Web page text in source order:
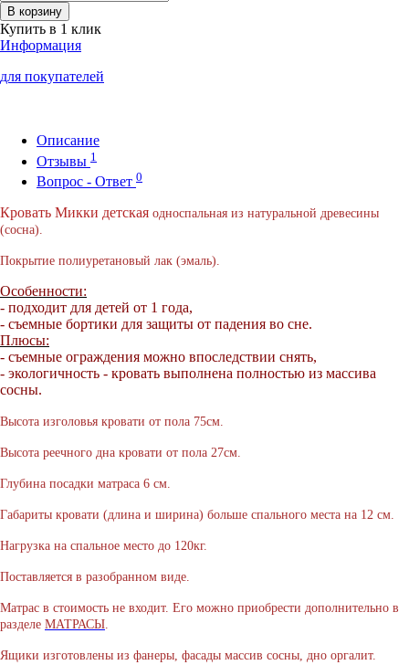
В корзину
Купить в 1 клик
Информация
для покупателей
Описание
Отзывы 1
Вопрос - Ответ 0
Кровать Микки детская односпальная из натуральной древесины
(сосна).
Покрытие полиуретановый лак (эмаль).
Особенности:
- подходит для детей от 1 года,
- съемные бортики для защиты от падения во сне.
Плюсы:
- съемные ограждения можно впоследствии снять,
- экологичность - кровать выполнена полностью из массива
сосны.
Высота изголовья кровати от пола 75см.
Высота реечного дна кровати от пола 27см.
Глубина посадки матраса 6 см.
Габариты кровати (длина и ширина) больше спального места на 12 см.
Нагрузка на спальное место до 120кг.
Поставляется в разобранном виде.
Матрас в стоимость не входит. Его можно приобрести дополнительно в
разделе МАТРАСЫ
Ящики изготовлены из фанеры, фасады массив сосны, дно оргалит.